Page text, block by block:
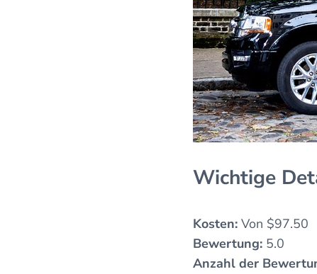
Wichtige
Kosten: Von $97.50
Bewertung: 5.0
Anzahl der